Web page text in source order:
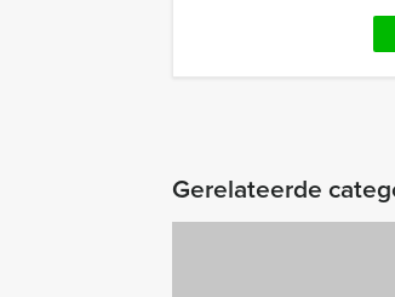
Gerelateerde